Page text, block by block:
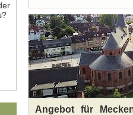
Angebot für